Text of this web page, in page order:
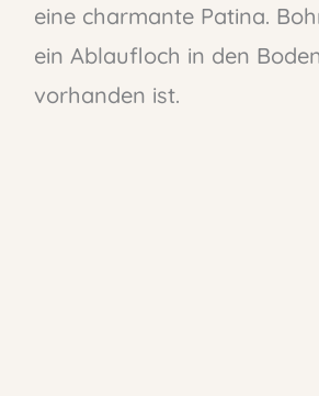
eine charmante Patina.
ein Ablaufloch in den
vorhanden ist.